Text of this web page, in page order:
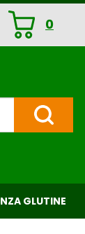
0
ARTICOLI
INSERITI
Cerca
GLUTINE